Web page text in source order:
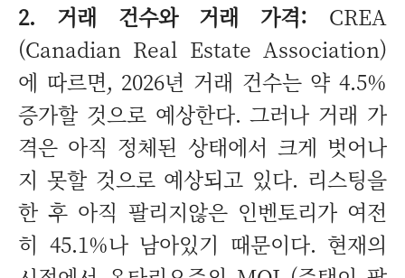
2. 거래 건수와 거래 가격: CREA
(Canadian Real Estate Association)
에 따르면, 2026년 거래 건수는 약 4.5%
증가할 것으로 예상한다. 그러나 거래 가
격은 아직 정체된 상태에서 크게 벗어나
지 못할 것으로 예상되고 있다. 리스팅을
한 후 아직 팔리지않은 인벤토리가 여전
히 45.1%나 남아있기 때문이다. 현재의